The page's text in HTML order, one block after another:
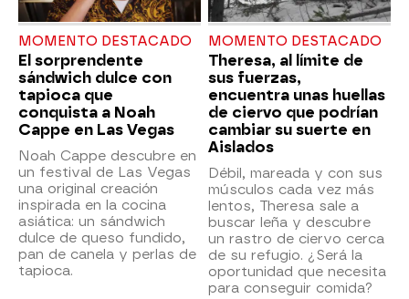
MOMENTO DESTACADO
El sorprendente
sándwich dulce con
tapioca que
conquista a Noah
Cappe en Las Vegas
Noah Cappe descubre en
un festival de Las Vegas
una original creación
inspirada en la cocina
asiática: un sándwich
dulce de queso fundido,
pan de canela y perlas de
tapioca.
MOMENTO DESTACADO
Theresa, al límite de
sus fuerzas,
encuentra unas huellas
de ciervo que podrían
cambiar su suerte en
Aislados
Débil, mareada y con sus
músculos cada vez más
lentos, Theresa sale a
buscar leña y descubre
un rastro de ciervo cerca
de su refugio. ¿Será la
oportunidad que necesita
para conseguir comida?